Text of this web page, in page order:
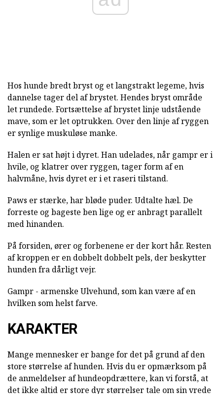
Hos hunde bredt bryst og et langstrakt legeme, hvis
dannelse tager del af brystet. Hendes bryst område
let rundede. Fortsættelse af brystet linje udstående
mave, som er let optrukken. Over den linje af ryggen
er synlige muskuløse manke.
Halen er sat højt i dyret. Han udelades, når gampr er i
hvile, og klatrer over ryggen, tager form af en
halvmåne, hvis dyret er i et raseri tilstand.
Paws er stærke, har bløde puder. Udtalte hæl. De
forreste og bageste ben lige og er anbragt parallelt
med hinanden.
På forsiden, ører og forbenene er der kort hår. Resten
af kroppen er en dobbelt dobbelt pels, der beskytter
hunden fra dårligt vejr.
Gampr - armenske Ulvehund, som kan være af en
hvilken som helst farve.
KARAKTER
Mange mennesker er bange for det på grund af den
store størrelse af hunden. Hvis du er opmærksom på
de anmeldelser af hundeopdrættere, kan vi forstå, at
det ikke altid er store dyr størrelser tale om sin vrede